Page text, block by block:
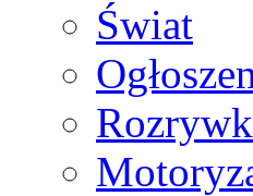
Świat